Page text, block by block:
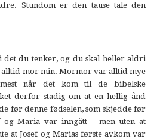
Stundom er den tause tale den
det du tenker, og du skal heller aldri
alltid mor min. Mormor var alltid mye
når det kom til de bibelske
derfor stadig om at en hellig ånd
før denne fødselen, som skjedde før
og Maria var inngått – men uten at
at Josef og Marias første avkom var